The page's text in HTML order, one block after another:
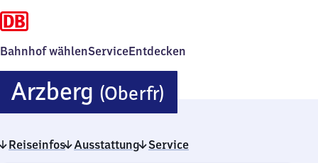
Bahnhof wählenServiceEntdecken
Arzberg (Oberfr)
(Oberfranken)
Reiseinfos Ausstattung Service